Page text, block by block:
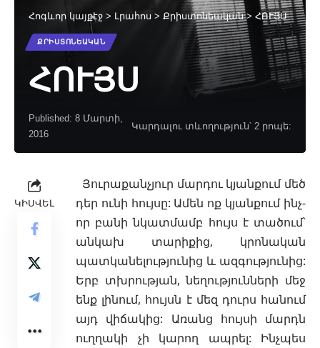
Հոգևոր կայքէջ > Լրահոս > Քրիստոնեական> ՀՈՒՅՍ
ՔՐԻՍՏՈՆԵԱԿԱՆ
ՀՈՒՅՍ
Published: 8 Մարտի,
2016
Կարդալու տևողություն՝ 2 րոպե:
ԿԻՍՎԵԼ
Յուրաքանչյուր մարդու կյանքում մեծ
դեր ունի հույսը: Ամեն ոք կյանքում ինչ-
որ բանի նկատմամբ հույս է տածում՝
անկախ տարիքից, կրոնական
պատկանելությունից և ազգությունից:
Երբ տխրության, նեղությունների մեջ
ենք լինում, հույսն է մեզ դուրս հանում
այդ վիճակից: Առանց հույսի մարդն
ուղղակի չի կարող ապրել: Ինչպես